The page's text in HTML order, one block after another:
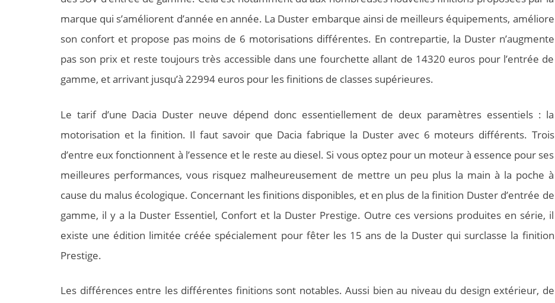
marque qui s’améliorent d’année en année. La Duster embarque ainsi de meilleurs équipements, améliore
son confort et propose pas moins de 6 motorisations différentes. En contrepartie, la Duster n’augmente
pas son prix et reste toujours très accessible dans une fourchette allant de 14320 euros pour l’entrée de
gamme, et arrivant jusqu’à 22994 euros pour les finitions de classes supérieures.
Le tarif d’une Dacia Duster neuve dépend donc essentiellement de deux paramètres essentiels : la
motorisation et la finition. Il faut savoir que Dacia fabrique la Duster avec 6 moteurs différents. Trois
d’entre eux fonctionnent à l’essence et le reste au diesel. Si vous optez pour un moteur à essence pour ses
meilleures performances, vous risquez malheureusement de mettre un peu plus la main à la poche à
cause du malus écologique. Concernant les finitions disponibles, et en plus de la finition Duster d’entrée de
gamme, il y a la Duster Essentiel, Confort et la Duster Prestige. Outre ces versions produites en série, il
existe une édition limitée créée spécialement pour fêter les 15 ans de la Duster qui surclasse la finition
Prestige.
Les différences entre les différentes finitions sont notables. Aussi bien au niveau du design extérieur, de